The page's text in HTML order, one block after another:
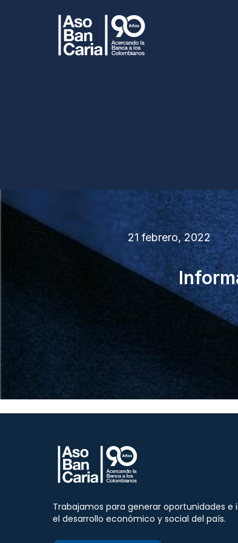
21 febrero, 2022
Trabajamos para generar oportunidades e
el desarrollo económico y social del país.